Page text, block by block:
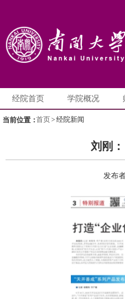
经院首页 学院概况
当前位置：首页 > 经院新闻
刘刚
发布